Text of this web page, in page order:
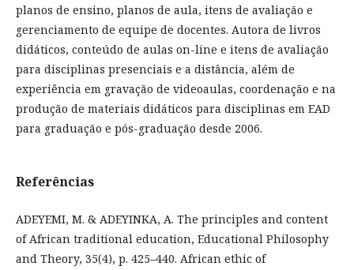
planos de ensino, planos de aula, itens de avaliação e
gerenciamento de equipe de docentes. Autora de livros
didáticos, conteúdo de aulas on-line e itens de avaliação
para disciplinas presenciais e a distância, além de
experiência em gravação de videoaulas, coordenação e na
produção de materiais didáticos para disciplinas em EAD
para graduação e pós-graduação desde 2006.
Referências
ADEYEMI, M. & ADEYINKA, A. The principles and content
of African traditional education, Educational Philosophy
and Theory, 35(4), p. 425–440. African ethic of